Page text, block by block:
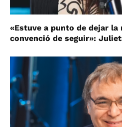
«Estuve a punto de dejar la
convenció de seguir»: